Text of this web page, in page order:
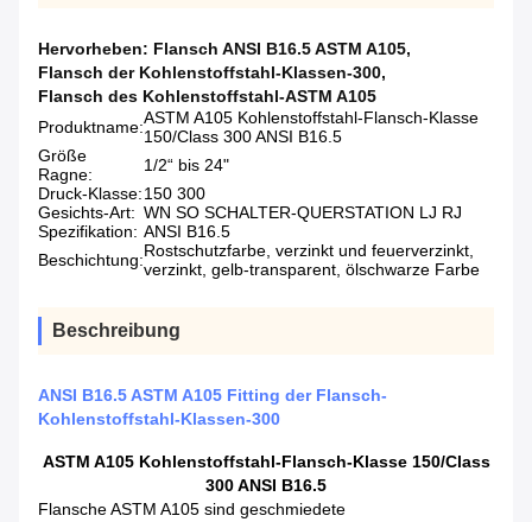
Hervorheben: Flansch ANSI B16.5 ASTM A105,
Flansch der Kohlenstoffstahl-Klassen-300,
Flansch des Kohlenstoffstahl-ASTM A105
Produktname:ASTM A105 Kohlenstoffstahl-Flansch-Klasse
150/Class 300 ANSI B16.5
Größe
Ragne:
1/2“ bis 24"
Druck-Klasse:150 300
Gesichts-Art: WN SO SCHALTER-QUERSTATION LJ RJ
Spezifikation: ANSI B16.5
Beschichtung:Rostschutzfarbe, verzinkt und feuerverzinkt,
verzinkt, gelb-transparent, ölschwarze Farbe
Beschreibung
ANSI B16.5 ASTM A105 Fitting der Flansch-
Kohlenstoffstahl-Klassen-300
ASTM A105 Kohlenstoffstahl-Flansch-Klasse 150/Class
300 ANSI B16.5
Flansche ASTM A105 sind geschmiedete